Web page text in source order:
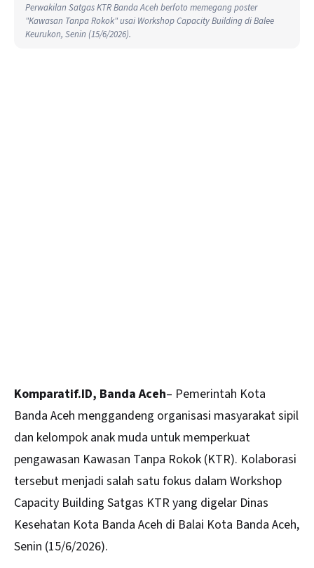
Perwakilan Satgas KTR Banda Aceh berfoto memegang poster
"Kawasan Tanpa Rokok" usai Workshop Capacity Building di Balee
Keurukon, Senin (15/6/2026).
Komparatif.ID, Banda Aceh– Pemerintah Kota
Banda Aceh menggandeng organisasi masyarakat sipil
dan kelompok anak muda untuk memperkuat
pengawasan Kawasan Tanpa Rokok (KTR). Kolaborasi
tersebut menjadi salah satu fokus dalam Workshop
Capacity Building Satgas KTR yang digelar Dinas
Kesehatan Kota Banda Aceh di Balai Kota Banda Aceh,
Senin (15/6/2026).